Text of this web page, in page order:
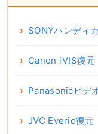
SONYハンディ
Canon iVIS復元
Panasonicビデ
JVC Everio復元